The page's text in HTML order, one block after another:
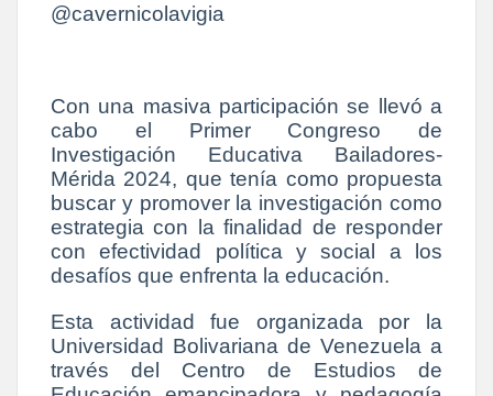
@cavernicolavigia
Con una masiva participación se llevó a
cabo el Primer Congreso de
Investigación Educativa Bailadores-
Mérida 2024, que tenía como propuesta
buscar y promover la investigación como
estrategia con la finalidad de responder
con efectividad política y social a los
desafíos que enfrenta la educación.
Esta actividad fue organizada por la
Universidad Bolivariana de Venezuela a
través del Centro de Estudios de